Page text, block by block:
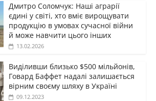
Дмитро Соломчук: Наші аграрії
єдині у світі, хто вміє вирощувати
продукцію в умовах сучасної війни
й може навчити цього інших
13.02.2026
Виділивши близько $500 мільйонів,
Говард Баффет надалі залишається
вірним своєму шляху в Україні
09.12.2023